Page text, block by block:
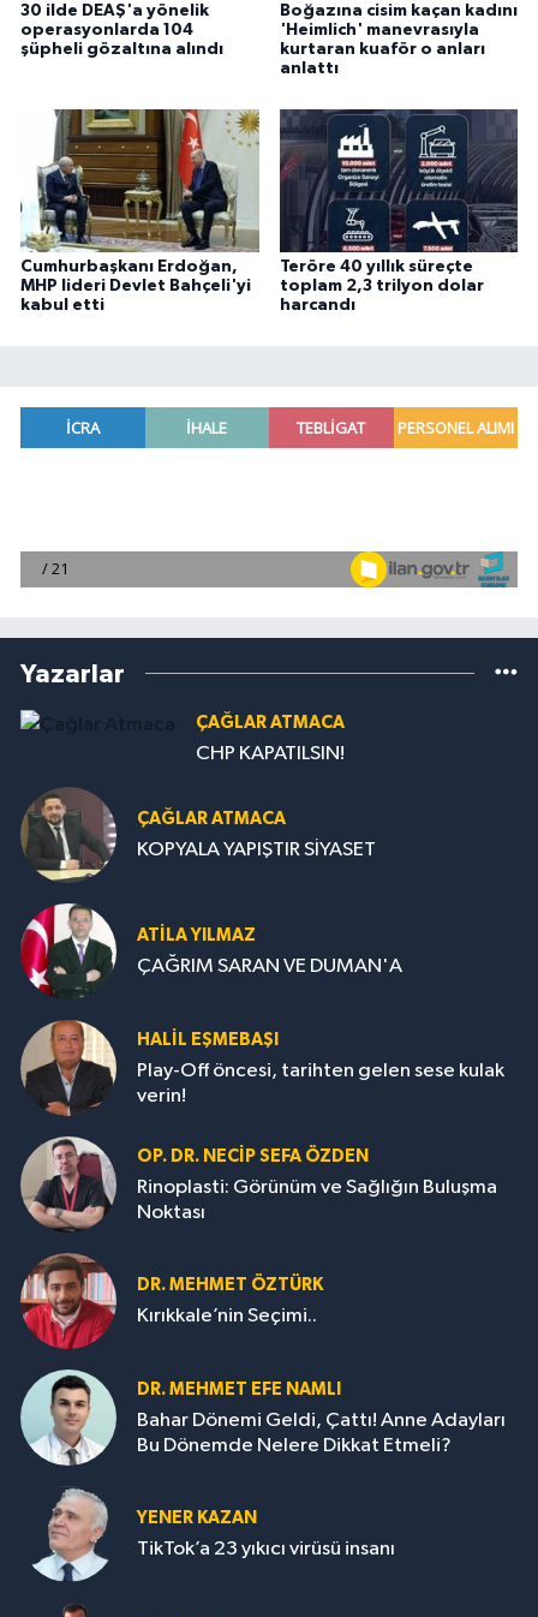
30 ilde DEAŞ'a yönelik
operasyonlarda 104
şüpheli gözaltına alındı
Boğazına cisim kaçan kadını
'Heimlich' manevrasıyla
kurtaran kuaför o anları
anlattı
Cumhurbaşkanı Erdoğan,
MHP lideri Devlet Bahçeli'yi
kabul etti
Teröre 40 yıllık süreçte
toplam 2,3 trilyon dolar
harcandı
Yazarlar
ÇAĞLAR ATMACA
CHP KAPATILSIN!
ÇAĞLAR ATMACA
KOPYALA YAPIŞTIR SİYASET
ATILA YILMAZ
ÇAĞRIM SARAN VE DUMAN'A
HALIL EŞMEBAŞI
Play-Off öncesi, tarihten gelen sese kulak
verin!
OP. DR. NECIP SEFA ÖZDEN
Rinoplasti: Görünüm ve Sağlığın Buluşma
Noktası
DR. MEHMET ÖZTÜRK
Kırıkkale’nin Seçimi..
DR. MEHMET EFE NAMLI
Bahar Dönemi Geldi, Çattı! Anne Adayları
Bu Dönemde Nelere Dikkat Etmeli?
YENER KAZAN
TikTok’a 23 yıkıcı virüsü insanı